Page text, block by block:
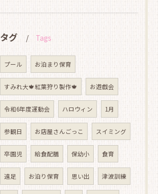
タグ Tags
プール お泊まり保育
すみれ大🍁紅葉狩り製作🍁 お遊戯会
令和6年度運動会 ハロウィン 1月
参観日 お店屋さんごっこ スイミング
卒園児 給食配膳 保幼小 食育
遠足 お泊り保育 思い出 津波訓練